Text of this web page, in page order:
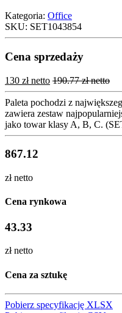
Kategoria: Office
SKU: SET1043854
Cena sprzedaży
130 zł netto 190.77 zł netto
Paleta pochodzi z
zawiera zestaw
jako towar klasy A, B, C.
867.12
zł netto
Cena rynkowa
43.33
zł netto
Cena za sztukę
Pobierz specyfikację XLSX